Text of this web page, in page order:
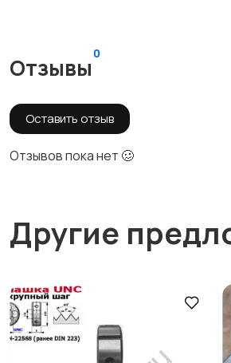
Отзывы
0
Оставить отзыв
Отзывов пока нет 🥴
Другие